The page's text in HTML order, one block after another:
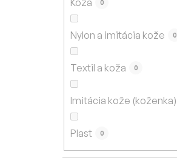
0
Nylon a imitácia kože 0
Textil a koža 0
Imitácia kože (koženka)
Plast 0